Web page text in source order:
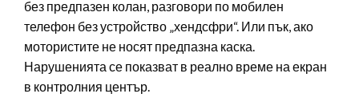
без предпазен колан, разговори по мобилен
телефон без устройство „хендсфри“. Или пък, ако
мотористите не носят предпазна каска.
Нарушенията се показват в реално време на екран
в контролния център.